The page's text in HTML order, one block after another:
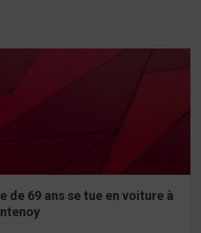
de 69 ans se tue en voiture à